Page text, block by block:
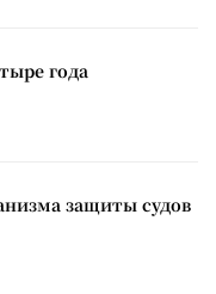
года
защиты судов